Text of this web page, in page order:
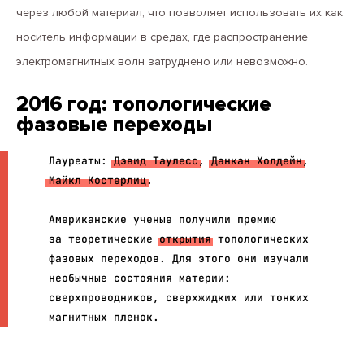
через любой материал, что позволяет использовать их как
носитель информации в средах, где распространение
электромагнитных волн затруднено или невозможно.
2016 год: топологические
фазовые переходы
Лауреаты:Дэвид Таулесс,Данкан Холдейн,
Майкл Костерлиц.
Американские ученые получили премию
за теоретическиеоткрытиятопологических
фазовых переходов. Для этого они изучали
необычные состояния материи:
сверхпроводников, сверхжидких или тонких
магнитных пленок.